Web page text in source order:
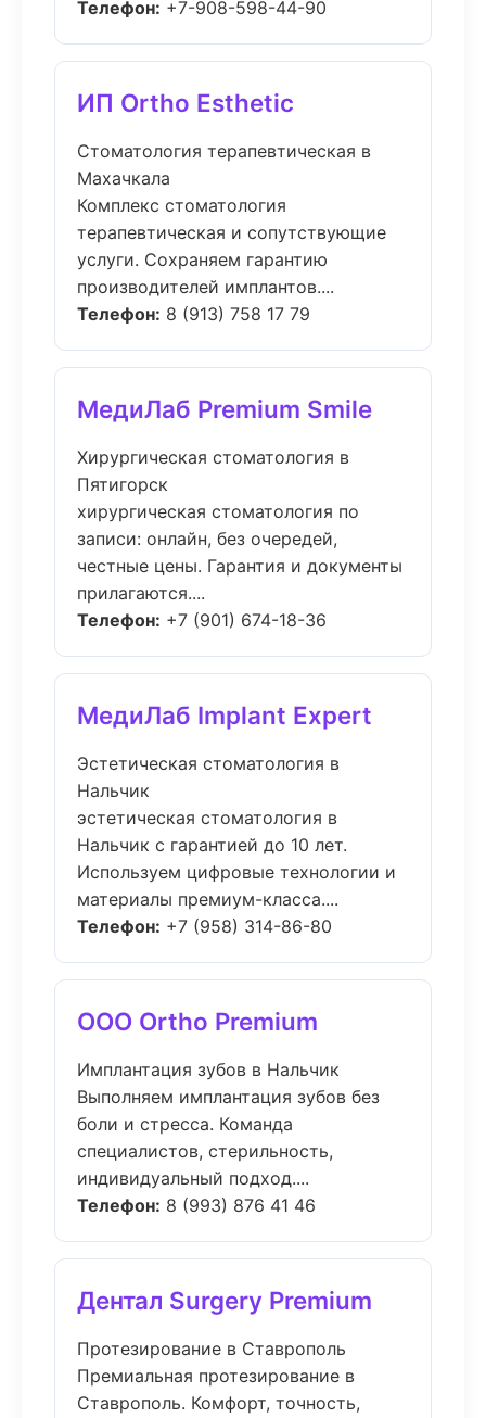
Телефон: +7-908-598-44-90
ИП Ortho Esthetic
Стоматология терапевтическая в
Махачкала
Комплекс стоматология
терапевтическая и сопутствующие
услуги. Сохраняем гарантию
производителей имплантов....
Телефон: 8 (913) 758 17 79
МедиЛаб Premium Smile
Хирургическая стоматология в
Пятигорск
хирургическая стоматология по
записи: онлайн, без очередей,
честные цены. Гарантия и документы
прилагаются....
Телефон: +7 (901) 674-18-36
МедиЛаб Implant Expert
Эстетическая стоматология в
Нальчик
эстетическая стоматология в
Нальчик с гарантией до 10 лет.
Используем цифровые технологии и
материалы премиум-класса....
Телефон: +7 (958) 314-86-80
ООО Ortho Premium
Имплантация зубов в Нальчик
Выполняем имплантация зубов без
боли и стресса. Команда
специалистов, стерильность,
индивидуальный подход....
Телефон: 8 (993) 876 41 46
Дентал Surgery Premium
Протезирование в Ставрополь
Премиальная протезирование в
Ставрополь. Комфорт, точность,